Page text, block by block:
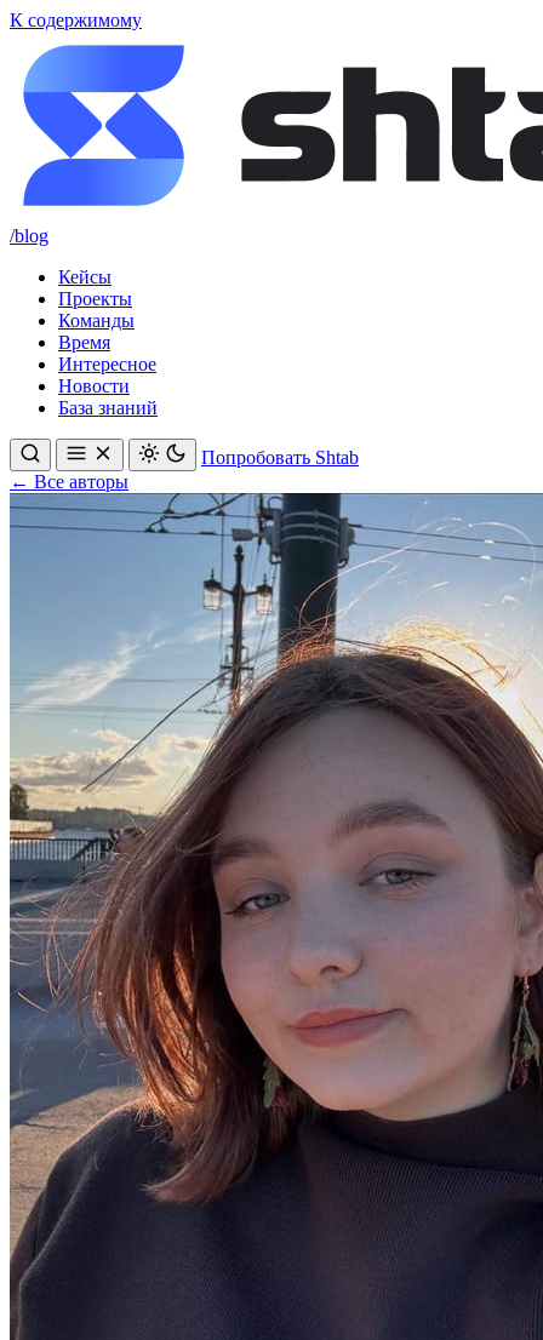
К содержимому
/blog
Кейсы
Проекты
Команды
Время
Интересное
Новости
База знаний
Попробовать Shtab
← Все авторы